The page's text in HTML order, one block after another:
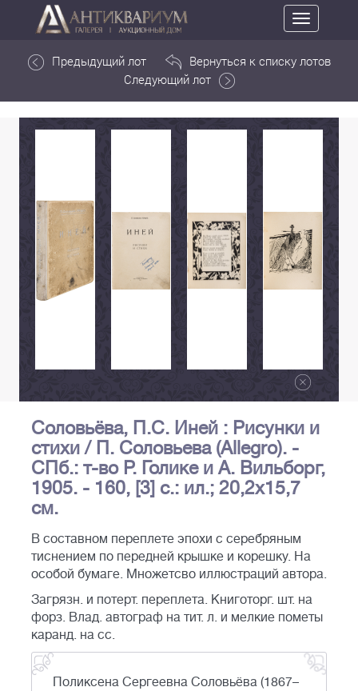
Toggle
navigation
Предыдущий лот
Вернуться к списку лотов
Следующий лот
Соловьёва, П.С. Иней : Рисунки и
стихи / П. Соловьева (Allegro). -
СПб.: т-во Р. Голике и А. Вильборг,
1905. - 160, [3] с.: ил.; 20,2х15,7
см.
В составном переплете эпохи с серебряным
тиснением по передней крышке и корешку. На
особой бумаге. Множетсво иллюстраций автора.
Загрязн. и потерт. переплета. Книготорг. шт. на
форз. Влад. автограф на тит. л. и мелкие пометы
каранд. на сс.
Поликсена Сергеевна Соловьёва (1867–